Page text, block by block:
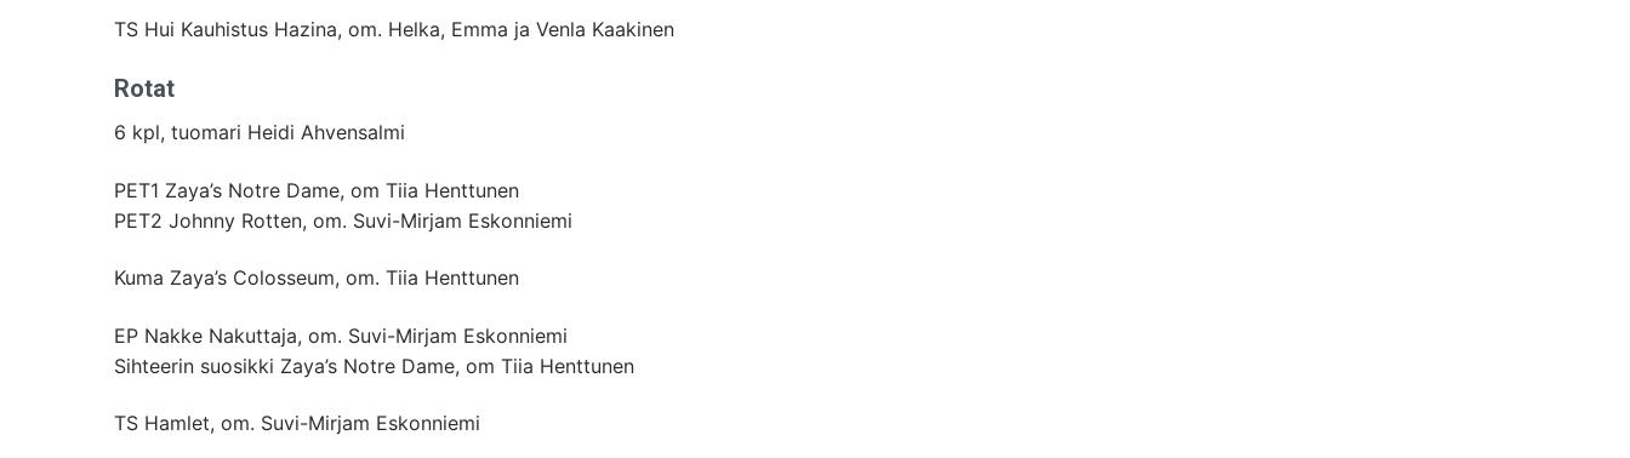
TS Hui Kauhistus Hazina, om. Helka, Emma ja Venla Kaakinen
Rotat
6 kpl, tuomari Heidi Ahvensalmi
PET1 Zaya’s Notre Dame, om Tiia Henttunen
PET2 Johnny Rotten, om. Suvi-Mirjam Eskonniemi
Kuma Zaya’s Colosseum, om. Tiia Henttunen
EP Nakke Nakuttaja, om. Suvi-Mirjam Eskonniemi
Sihteerin suosikki Zaya’s Notre Dame, om Tiia Henttunen
TS Hamlet, om. Suvi-Mirjam Eskonniemi